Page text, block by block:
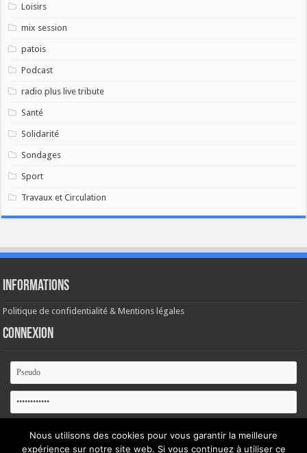
Loisirs
mix session
patois
Podcast
radio plus live tribute
Santé
Solidarité
Sondages
Sport
Travaux et Circulation
Informations
Politique de confidentialité & Mentions légales
Connexion
Se souvenir de moi
Nous utilisons des cookies pour vous garantir la meilleure
expérience sur notre site web. Si vous continuez à utiliser ce